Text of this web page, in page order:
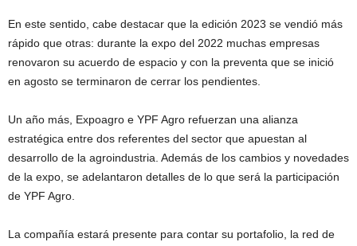
En este sentido, cabe destacar que la edición 2023 se vendió más
rápido que otras: durante la expo del 2022 muchas empresas
renovaron su acuerdo de espacio y con la preventa que se inició
en agosto se terminaron de cerrar los pendientes.
Un año más, Expoagro e YPF Agro refuerzan una alianza
estratégica entre dos referentes del sector que apuestan al
desarrollo de la agroindustria. Además de los cambios y novedades
de la expo, se adelantaron detalles de lo que será la participación
de YPF Agro.
La compañía estará presente para contar su portafolio, la red de